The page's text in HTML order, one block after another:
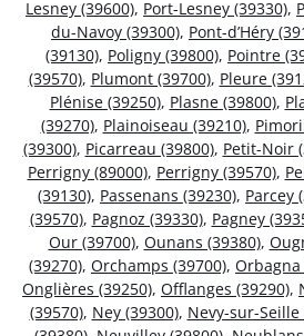
Lesney (39600), Port-Lesney (39330),
du-Navoy (39300), Pont-d’Héry
(39130), Poligny (39800), Pointre
(39570), Plumont (39700), Pleure
Plénise (39250), Plasne (39800),
(39270), Plainoiseau (39210),
(39300), Picarreau (39800), Petit-Noir
Perrigny (89000), Perrigny (39570),
(39130), Passenans (39230), Parcey
(39570), Pagnoz (39330), Pagney
Our (39700), Ounans (39380),
(39270), Orchamps (39700), Orbagna
Onglières (39250), Offlanges (39290),
(39570), Ney (39300), Nevy-sur-Seille